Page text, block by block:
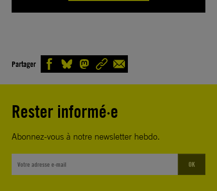
Partager
Rester informé·e
Abonnez-vous à notre newsletter hebdo.
OK